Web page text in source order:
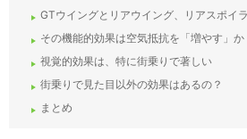
GTウイングとリアウイング、リアスポイ
その機能的効果は空気抵抗を「増やす」
視覚的効果は、特に街乗りで著しい
街乗りで見た目以外の効果はあるの？
まとめ